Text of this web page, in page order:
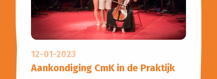
Reizen in de Tijd
Bijeenkomsten
Bibliotheken
Actueel
12-01-2023
Aankondiging CmK in de Praktijk